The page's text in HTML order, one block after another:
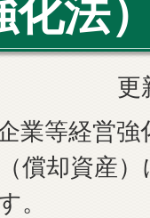
化法
更
業等経営
償却資産
。